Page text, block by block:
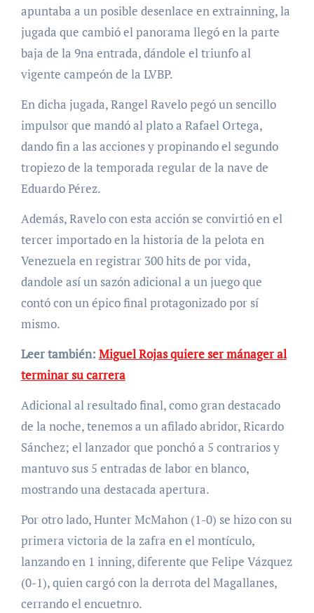
apuntaba a un posible desenlace en extrainning, la
jugada que cambió el panorama llegó en la parte
baja de la 9na entrada, dándole el triunfo al
vigente campeón de la LVBP.
En dicha jugada, Rangel Ravelo pegó un sencillo
impulsor que mandó al plato a Rafael Ortega,
dando fin a las acciones y propinando el segundo
tropiezo de la temporada regular de la nave de
Eduardo Pérez.
Además, Ravelo con esta acción se convirtió en el
tercer importado en la historia de la pelota en
Venezuela en registrar 300 hits de por vida,
dandole así un sazón adicional a un juego que
contó con un épico final protagonizado por sí
mismo.
Leer también: Miguel Rojas quiere ser mánager al
terminar su carrera
Adicional al resultado final, como gran destacado
de la noche, tenemos a un afilado abridor, Ricardo
Sánchez; el lanzador que ponchó a 5 contrarios y
mantuvo sus 5 entradas de labor en blanco,
mostrando una destacada apertura.
Por otro lado, Hunter McMahon (1-0) se hizo con su
primera victoria de la zafra en el montículo,
lanzando en 1 inning, diferente que Felipe Vázquez
(0-1), quien cargó con la derrota del Magallanes,
cerrando el encuetnro.